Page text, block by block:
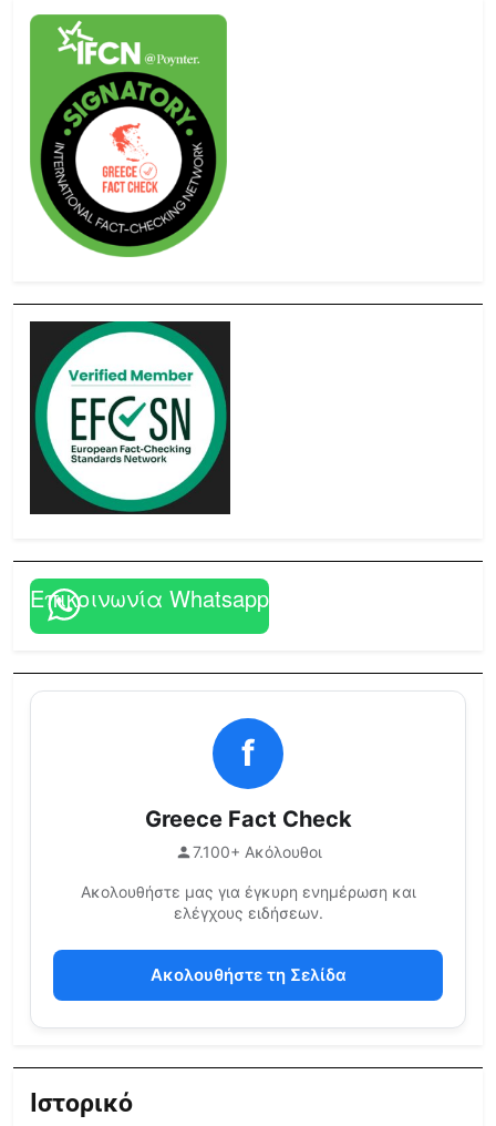
Επικοινωνία Whatsapp
f
Greece Fact Check
7.100+ Ακόλουθοι
Ακολουθήστε μας για έγκυρη ενημέρωση και
ελέγχους ειδήσεων.
Ακολουθήστε τη Σελίδα
Ιστορικό